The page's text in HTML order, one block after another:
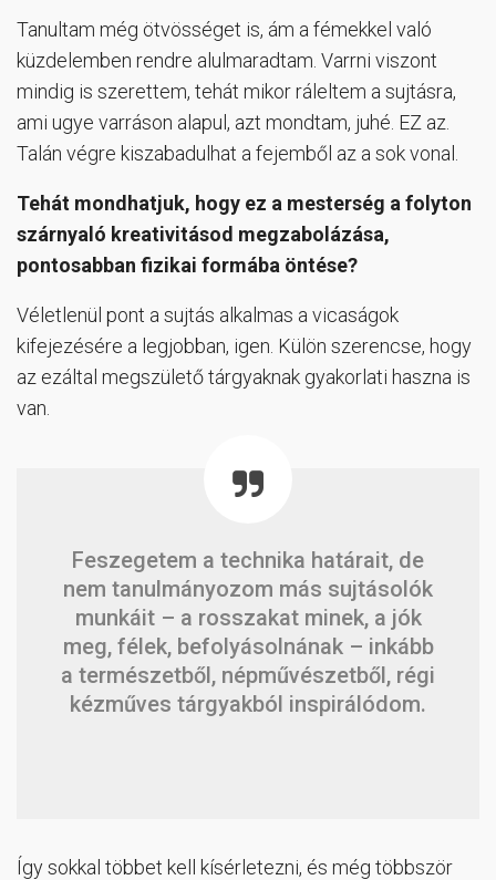
Tanultam még ötvösséget is, ám a fémekkel való
küzdelemben rendre alulmaradtam. Varrni viszont
mindig is szerettem, tehát mikor ráleltem a sujtásra,
ami ugye varráson alapul, azt mondtam, juhé. EZ az.
Talán végre kiszabadulhat a fejemből az a sok vonal.
Tehát mondhatjuk, hogy ez a mesterség a folyton
szárnyaló kreativitásod megzabolázása,
pontosabban fizikai formába öntése?
Véletlenül pont a sujtás alkalmas a vicaságok
kifejezésére a legjobban, igen. Külön szerencse, hogy
az ezáltal megszülető tárgyaknak gyakorlati haszna is
van.
Feszegetem a technika határait, de
nem tanulmányozom más sujtásolók
munkáit – a rosszakat minek, a jók
meg, félek, befolyásolnának – inkább
a természetből, népművészetből, régi
kézműves tárgyakból inspirálódom.
Így sokkal többet kell kísérletezni, és még többször